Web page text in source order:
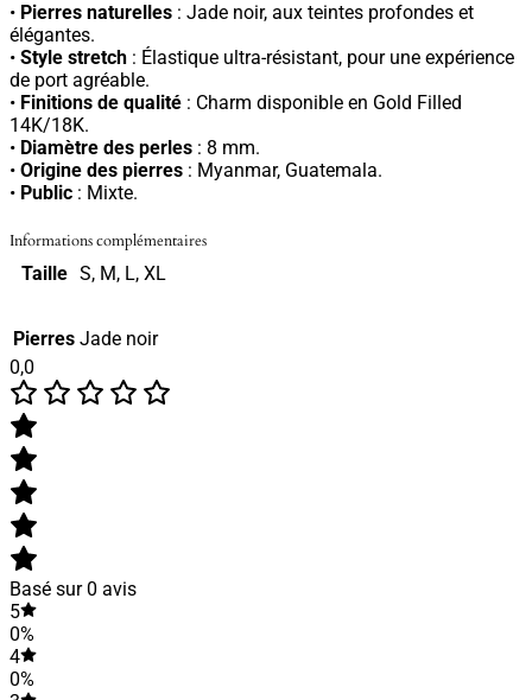
• Pierres naturelles : Jade noir, aux teintes profondes et
élégantes.
• Style stretch : Élastique ultra-résistant, pour une expérience
de port agréable.
• Finitions de qualité : Charm disponible en Gold Filled
14K/18K.
• Diamètre des perles : 8 mm.
• Origine des pierres : Myanmar, Guatemala.
• Public : Mixte.
Informations complémentaires
Taille S, M, L, XL
Pierres Jade noir
0,0
Basé sur 0 avis
5
0%
4
0%